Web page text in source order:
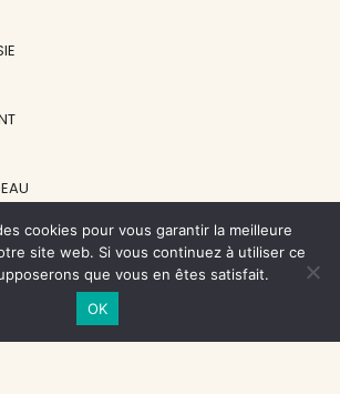
cookies pour vous garantir la meilleure
site web. Si vous continuez à utiliser ce
que vous en êtes satisfait.
OK